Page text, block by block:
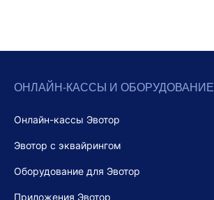
ОНЛАЙН-КАССЫ И ОБОРУДОВАНИЕ
Онлайн-кассы Эвотор
Эвотор с эквайрингом
Оборудование для Эвотор
Приложения Эвотор